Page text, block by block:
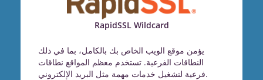
RapidSSL Wildcard
يؤمن موقع الويب الخاص بك بالكامل، بما في ذلك
النطاقات الفرعية. تستخدم معظم المواقع نطاقات
فرعية لتشغيل خدمات مهمة مثل البريد الإلكتروني.